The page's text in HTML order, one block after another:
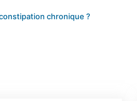
chronique ?